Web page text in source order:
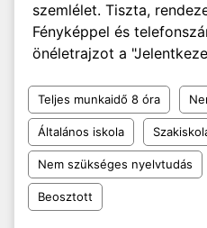
szemlélet. Tiszta,
Fényképpel és
önéletrajzot a
Teljes munkaidő 8 óra
Általános iskola
Nem szükséges nyelvtudás
Beosztott